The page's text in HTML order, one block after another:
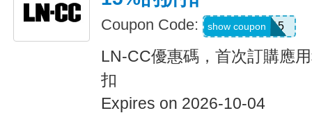
Coupon Code: APP15
show coupon
LN-CC優惠碼，首次訂購應
扣
Expires on 2026-10-04